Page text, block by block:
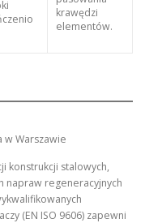
krawędzi
elementów.
w Warszawie
konstrukcji stalowych,
napraw regeneracyjnych
(EN ISO 9606) zapewni